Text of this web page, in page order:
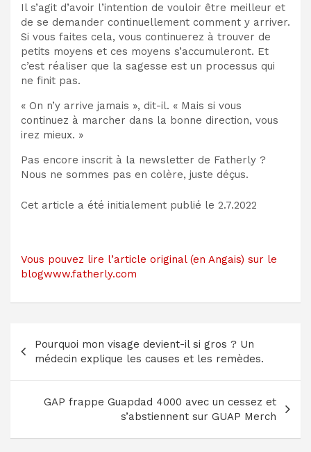
Il s’agit d’avoir l’intention de vouloir être meilleur et
de se demander continuellement comment y arriver.
Si vous faites cela, vous continuerez à trouver de
petits moyens et ces moyens s’accumuleront. Et
c’est réaliser que la sagesse est un processus qui
ne finit pas.
« On n’y arrive jamais », dit-il. « Mais si vous
continuez à marcher dans la bonne direction, vous
irez mieux. »
Pas encore inscrit à la newsletter de Fatherly ?
Nous ne sommes pas en colère, juste déçus.
Cet article a été initialement publié le 2.7.2022
Vous pouvez lire l’article original (en Angais) sur le
blogwww.fatherly.com
de
l’article
Pourquoi mon visage devient-il si gros ? Un
médecin explique les causes et les remèdes.
GAP frappe Guapdad 4000 avec un cessez et
s’abstiennent sur GUAP Merch